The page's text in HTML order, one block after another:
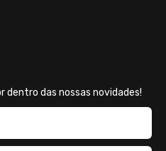
dentro das nossas novidades!